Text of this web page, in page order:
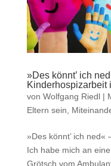
»Des könnt’ ich
Kinderhospizarbeit
von Wolfgang Riedl|
Eltern sein
»Des könnt’ ich ned«
Ich habe mich an
Grötsch vom